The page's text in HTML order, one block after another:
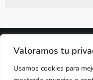
Valoramos tu
Usamos cookies para
2024 © PROPIEDAD DE
COOKIES
AVISO LEGAL